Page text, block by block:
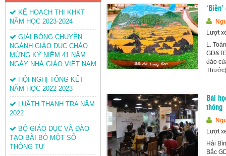
KẾ HOẠCH THI KHKT
NĂM HỌC 2023-2024
GIẢI BÓNG CHUYỀN
NGÀNH GIÁO DỤC CHÀO
MỪNG KỶ NIỆM 41 NĂM
NGÀY NHÀ GIÁO VIỆT NAM
HỘI NGHỊ TỔNG KẾT
NĂM HỌC 2022-2023
LUÂTH THANH TRA NĂM
2022
BỘ GIÁO DỤC VÀ ĐÀO
TẠO BÃI BỎ MỘT SỐ
THÔNG TƯ
Lượt
L.
đáo
Bài
thông
Lượt
Hải
Bắc